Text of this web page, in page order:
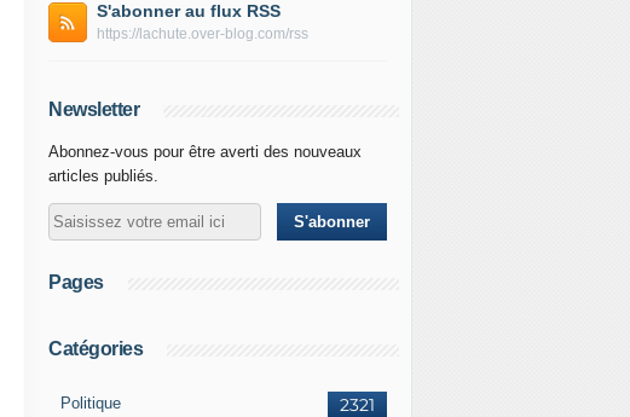
S'abonner au flux RSS
https://lachute.over-blog.com/rss
Newsletter
Abonnez-vous pour être averti des nouveaux
articles publiés.
Pages
Catégories
2321
Politique